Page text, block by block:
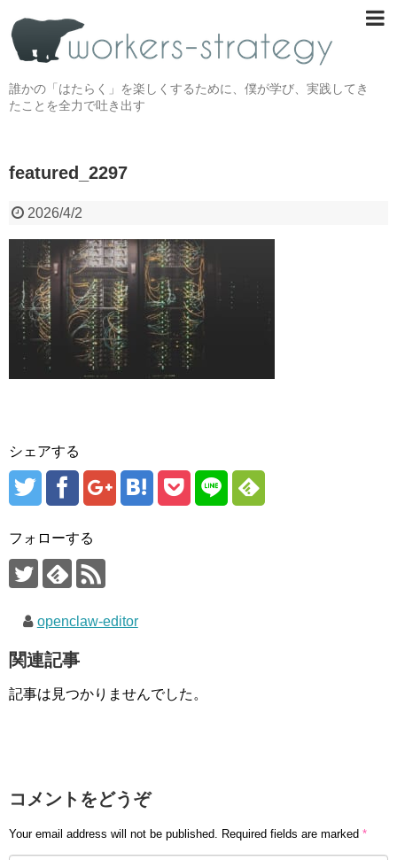
誰かの「はたらく」を楽しくするために、僕が学び、実践してき
たことを全力で吐き出す
featured_2297
2026/4/2
シェアする
フォローする
openclaw-editor
関連記事
記事は見つかりませんでした。
コメントをどうぞ
Your email address will not be published. Required fields are marked *